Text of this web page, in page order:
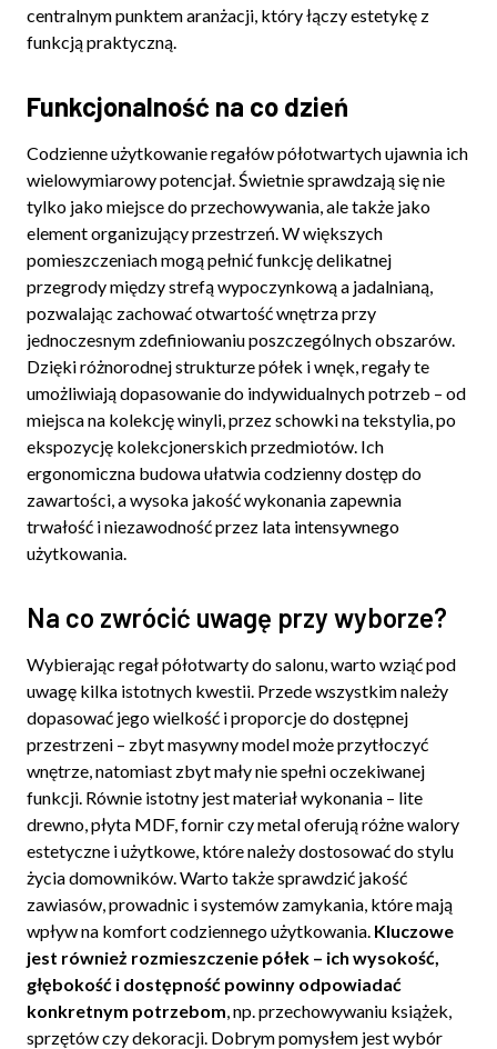
centralnym punktem aranżacji, który łączy estetykę z
funkcją praktyczną.
Funkcjonalność na co dzień
Codzienne użytkowanie regałów półotwartych ujawnia ich
wielowymiarowy potencjał. Świetnie sprawdzają się nie
tylko jako miejsce do przechowywania, ale także jako
element organizujący przestrzeń. W większych
pomieszczeniach mogą pełnić funkcję delikatnej
przegrody między strefą wypoczynkową a jadalnianą,
pozwalając zachować otwartość wnętrza przy
jednoczesnym zdefiniowaniu poszczególnych obszarów.
Dzięki różnorodnej strukturze półek i wnęk, regały te
umożliwiają dopasowanie do indywidualnych potrzeb – od
miejsca na kolekcję winyli, przez schowki na tekstylia, po
ekspozycję kolekcjonerskich przedmiotów. Ich
ergonomiczna budowa ułatwia codzienny dostęp do
zawartości, a wysoka jakość wykonania zapewnia
trwałość i niezawodność przez lata intensywnego
użytkowania.
Na co zwrócić uwagę przy wyborze?
Wybierając regał półotwarty do salonu, warto wziąć pod
uwagę kilka istotnych kwestii. Przede wszystkim należy
dopasować jego wielkość i proporcje do dostępnej
przestrzeni – zbyt masywny model może przytłoczyć
wnętrze, natomiast zbyt mały nie spełni oczekiwanej
funkcji. Równie istotny jest materiał wykonania – lite
drewno, płyta MDF, fornir czy metal oferują różne walory
estetyczne i użytkowe, które należy dostosować do stylu
życia domowników. Warto także sprawdzić jakość
zawiasów, prowadnic i systemów zamykania, które mają
wpływ na komfort codziennego użytkowania. Kluczowe
jest również rozmieszczenie półek – ich wysokość,
głębokość i dostępność powinny odpowiadać
konkretnym potrzebom, np. przechowywaniu książek,
sprzętów czy dekoracji. Dobrym pomysłem jest wybór